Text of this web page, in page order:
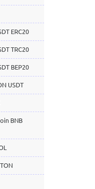
ERC20
TRC20
BEP20
USDT
BNB